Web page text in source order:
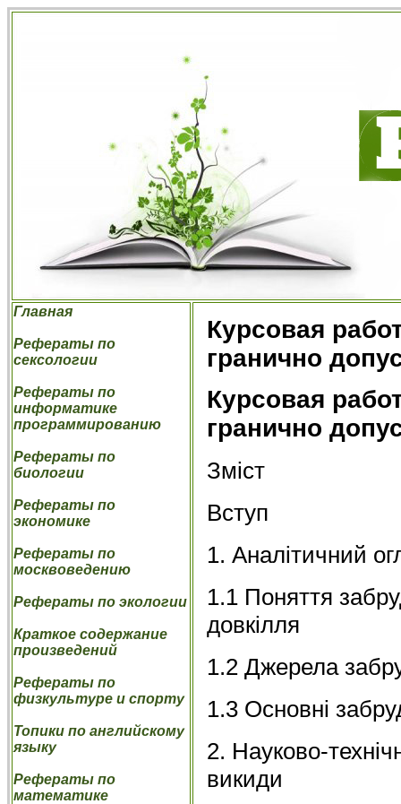
Главная
Рефераты по
сексологии
Рефераты по
информатике
программированию
Рефераты по
биологии
Рефераты по
экономике
Рефераты по
москвоведению
Рефераты по экологии
Краткое содержание
произведений
Рефераты по
физкультуре и спорту
Топики по английскому
языку
Рефераты по
математике
Курсовая
гранично
Курсовая
гранично
Зміст
Вступ
1. Аналітичний
1.1 Поняття
довкілля
1.2 Джерела
1.3 Основні
2. Науково-
викиди